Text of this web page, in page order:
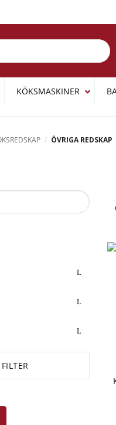
KÖKSMASKINER
/ ÖVRIGA REDSKAP